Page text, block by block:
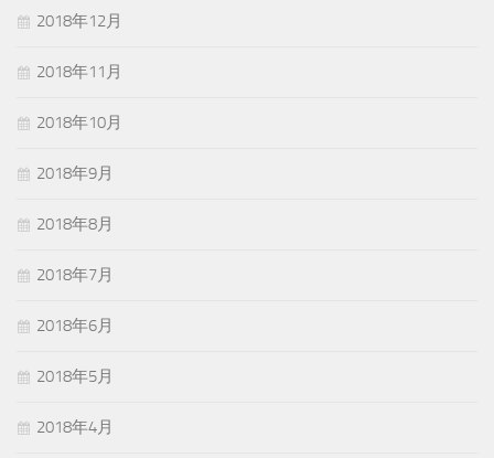
2018年12月
2018年11月
2018年10月
2018年9月
2018年8月
2018年7月
2018年6月
2018年5月
2018年4月